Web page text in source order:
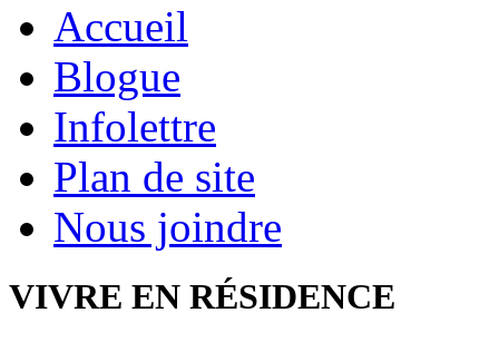
Accueil
Blogue
Infolettre
Plan de site
Nous joindre
VIVRE EN RÉSIDENCE